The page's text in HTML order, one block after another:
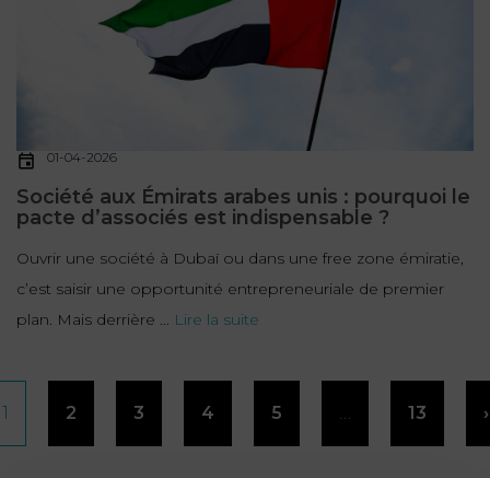
01-04-2026
Société aux Émirats arabes unis : pourquoi le
pacte d’associés est indispensable ?
Ouvrir une société à Dubaï ou dans une free zone émiratie,
c’est saisir une opportunité entrepreneuriale de premier
plan. Mais derrière ... Lire la suite
Pagination
des
1 2 3 4 5 … 13 ›